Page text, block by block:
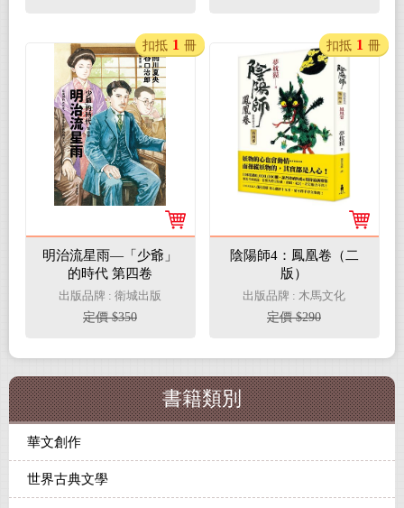
明治流星雨—「少爺」
的時代 第四卷
出版品牌 : 衛城出版
定價 $350
扣抵 1 冊
陰陽師4：鳳凰卷（二
版）
出版品牌 : 木馬文化
定價 $290
扣抵 1 冊
書籍類別
華文創作
世界古典文學